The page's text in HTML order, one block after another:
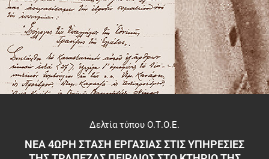
Δελτία τύπου Ο.Τ.Ο.Ε.
ΝΕΑ 4ΩΡΗ ΣΤΑΣΗ ΕΡΓΑΣΙΑΣ ΣΤΙΣ ΥΠΗΡΕΣΙΕΣ